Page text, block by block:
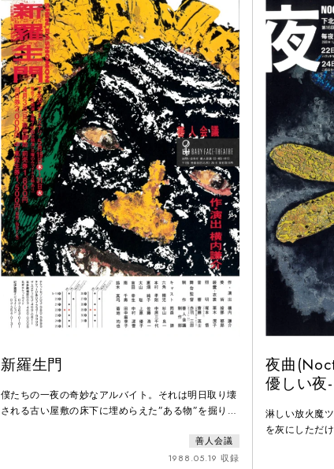
新羅生門
僕たちの一夜の奇妙なアルバイト。それは明日取り壊
される古い屋敷の床下に埋めらえた”ある物”を掘り起
取引を繰り返す都会の真ん中に、忽然と姿を現した現
代の羅生門で、僕たちが見たものはいったい何か
善人会議
1988.05.19 収録
夜曲
優しい夜-
淋しい放火魔
を灰にしただ
のドラマが繰